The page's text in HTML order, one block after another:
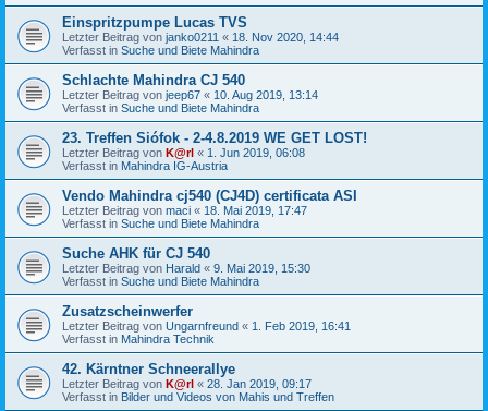
Einspritzpumpe Lucas TVS
Letzter Beitrag von janko0211 « 18. Nov 2020, 14:44
Verfasst in Suche und Biete Mahindra
Schlachte Mahindra CJ 540
Letzter Beitrag von jeep67 « 10. Aug 2019, 13:14
Verfasst in Suche und Biete Mahindra
23. Treffen Siófok - 2-4.8.2019 WE GET LOST!
Letzter Beitrag von K@rl « 1. Jun 2019, 06:08
Verfasst in Mahindra IG-Austria
Vendo Mahindra cj540 (CJ4D) certificata ASI
Letzter Beitrag von maci « 18. Mai 2019, 17:47
Verfasst in Suche und Biete Mahindra
Suche AHK für CJ 540
Letzter Beitrag von Harald « 9. Mai 2019, 15:30
Verfasst in Suche und Biete Mahindra
Zusatzscheinwerfer
Letzter Beitrag von Ungarnfreund « 1. Feb 2019, 16:41
Verfasst in Mahindra Technik
42. Kärntner Schneerallye
Letzter Beitrag von K@rl « 28. Jan 2019, 09:17
Verfasst in Bilder und Videos von Mahis und Treffen